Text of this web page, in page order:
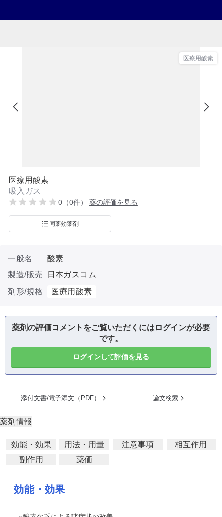
医療用酸素
医療用酸素
吸入ガス
0（0件） 薬の評価を見る
同薬効薬剤
一般名
酸素
製造/販売
日本ガスコム
剤形/規格
医療用酸素
薬剤の評価コメントをご覧いただくにはログインが必要
です。
ログインして評価を見る
添付文書/電子添文（PDF） 論文検索
薬剤情報
効能・効果 用法・用量 注意事項
相互作用
副作用
薬価
効能・効果